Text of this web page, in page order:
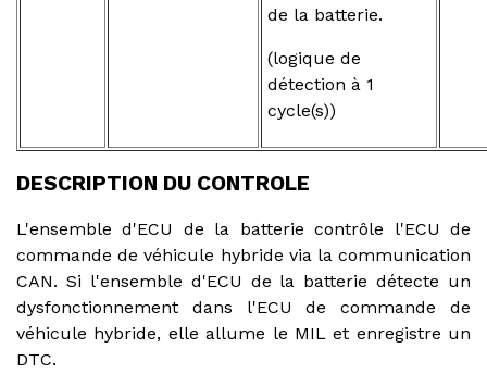
de la batterie.
(logique de
détection à 1
cycle(s))
DESCRIPTION DU CONTROLE
L'ensemble d'ECU de la batterie contrôle l'ECU de
commande de véhicule hybride via la communication
CAN. Si l'ensemble d'ECU de la batterie détecte un
dysfonctionnement dans l'ECU de commande de
véhicule hybride, elle allume le MIL et enregistre un
DTC.